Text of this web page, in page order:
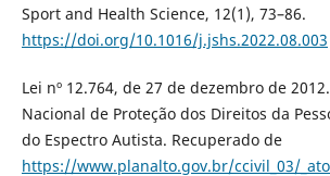
Sport and Health Science, 12(1), 73–86.
https://doi.org/10.1016/j.jshs.2022.08.003
Lei nº 12.764, de 27 de dezembro de
Nacional de Proteção dos Direitos da
do Espectro Autista. Recuperado de
https://www.planalto.gov.br/ccivil_03/